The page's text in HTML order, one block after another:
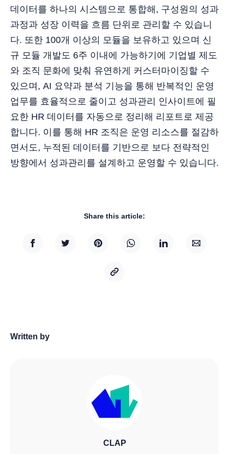
데이터를 하나의 시스템으로 통합해, 구성원의 성과
과정과 성장 이력을 흐름 단위로 관리할 수 있습니
다. 또한 100개 이상의 모듈을 보유하고 있으며 신
규 모듈 개발도 6주 이내에 가능하기에 기업별 제도
와 조직 문화에 맞춰 유연하게 커스터마이징할 수
있으며, AI 요약과 분석 기능을 통해 반복적인 운영
업무를 효율적으로 줄이고 성과관리 인사이트에 필
요한 HR 데이터를 자동으로 정리해 리포트로 제공
합니다. 이를 통해 HR 조직은 운영 리소스를 절감하
면서도, 누적된 데이터를 기반으로 보다 전략적인
방향에서 성과관리를 설계하고 운영할 수 있습니다.
Share this article:
Written by
CLAP